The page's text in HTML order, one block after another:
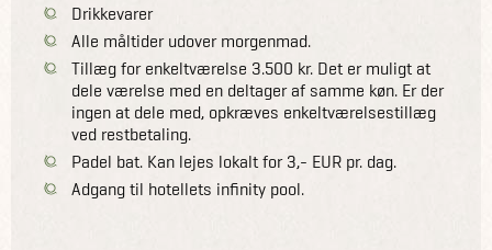
Drikkevarer
Alle måltider udover morgenmad.
Tillæg for enkeltværelse 3.500 kr. Det er muligt at
dele værelse med en deltager af samme køn. Er der
ingen at dele med, opkræves enkeltværelsestillæg
ved restbetaling.
Padel bat. Kan lejes lokalt for 3,- EUR pr. dag.
Adgang til hotellets infinity pool.